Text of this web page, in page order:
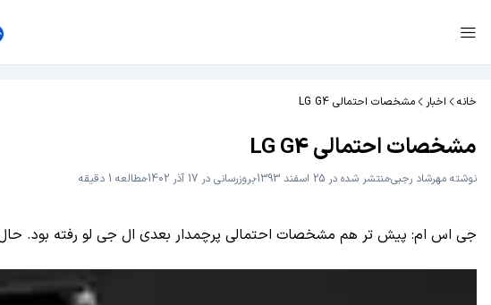
خانه اخبار مشخصات احتمالی LG G4
مشخصات احتمالی LG G4
نوشته مهرشاد رجبیمنتشر شده در 25 اسفند 1393 بروزرسانی در 17 آذر 1402
مطالعه 1 دقیقه
جی اس ام: پیش تر هم مشخصات احتمالی پرچمدار بعدی ال جی لو رفته بود. حال بنظر می رسد طراحی که رندر های ال